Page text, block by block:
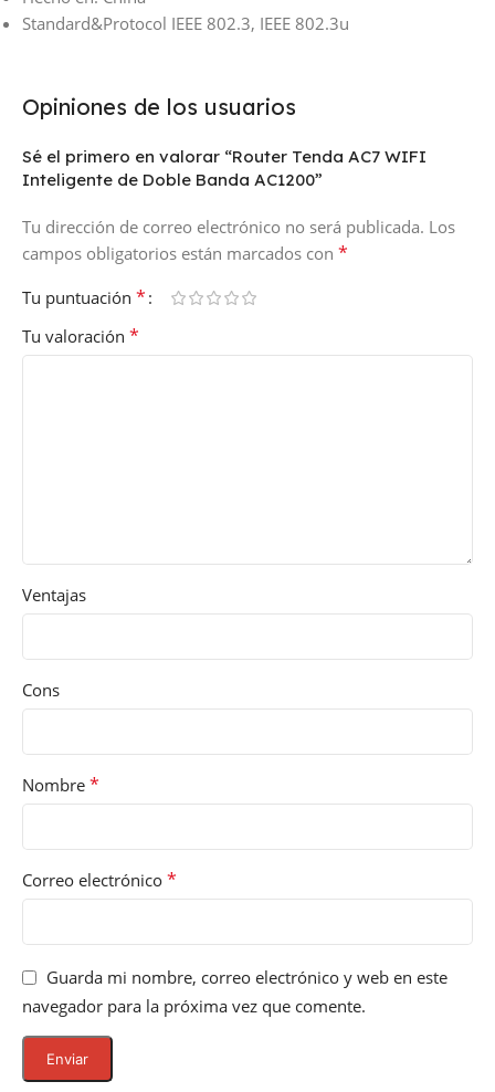
Standard&Protocol IEEE 802.3, IEEE 802.3u
Opiniones de los usuarios
Sé el primero en valorar “Router Tenda AC7 WIFI
Inteligente de Doble Banda AC1200”
Tu dirección de correo electrónico no será publicada. Los
campos obligatorios están marcados con *
Tu puntuación *
Tu valoración *
Ventajas
Cons
Nombre *
Correo electrónico *
Guarda mi nombre, correo electrónico y web en este
navegador para la próxima vez que comente.